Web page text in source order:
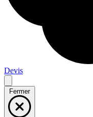
Devis
Fermer